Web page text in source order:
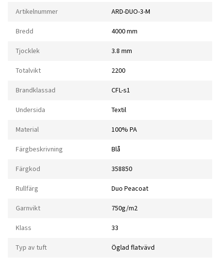
Artikelnummer ARD-DUO-3-M
Bredd 4000 mm
Tjocklek 3.8 mm
Totalvikt 2200
Brandklassad CFL-s1
Undersida Textil
Material 100% PA
Färgbeskrivning Blå
Färgkod 358850
Rullfärg Duo Peacoat
Garnvikt 750g/m2
Klass 33
Typ av tuft Öglad flatvävd